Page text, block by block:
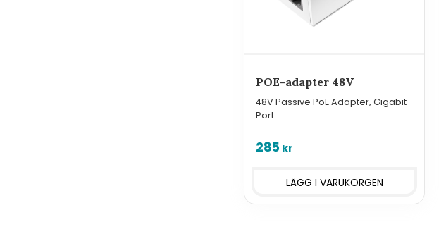
POE-adapter 48V
48V Passive PoE Adapter, Gigabit
Port
285 kr